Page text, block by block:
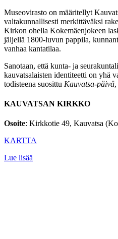
Museovirasto on määritellyt
valtakunnallisesti merkittäväksi
Kirkon ohella Kokemäenjokeen
jäljellä 1800-luvun pappila,
vanhaa kantatilaa.
Sanotaan, että kunta- ja
kauvatsalaisten identiteetti on yhä
todisteena suosittu Kauvatsa-päivä
KAUVATSAN KIRKKO
Osoite: Kirkkotie 49, Kauvatsa
KARTTA
Lue lisää